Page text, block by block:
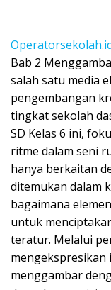
Bab 2
salah satu media
pengembangan
tingkat sekolah
SD Kelas 6 ini,
ritme dalam seni
hanya berkaitan
ditemukan dalam
bagaimana
untuk
teratur. Melalui
mengekspresikan
menggambar